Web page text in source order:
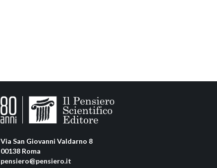
Via San Giovanni Valdarno 8
00138 Roma
pensiero@pensiero.it